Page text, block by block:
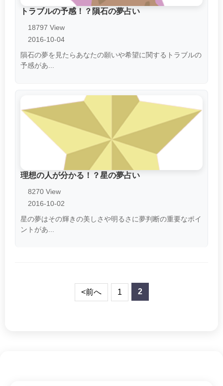
トラブルの予感！？隕石の夢占い
18797 View
2016-10-04
隕石の夢を見たらあなたの願いや希望に関するトラブルの
予感があ...
理想の人が分かる！？星の夢占い
8270 View
2016-10-02
星の夢はその輝きの美しさや明るさに夢判断の重要なポイ
ントがあ...
<前へ 1 2